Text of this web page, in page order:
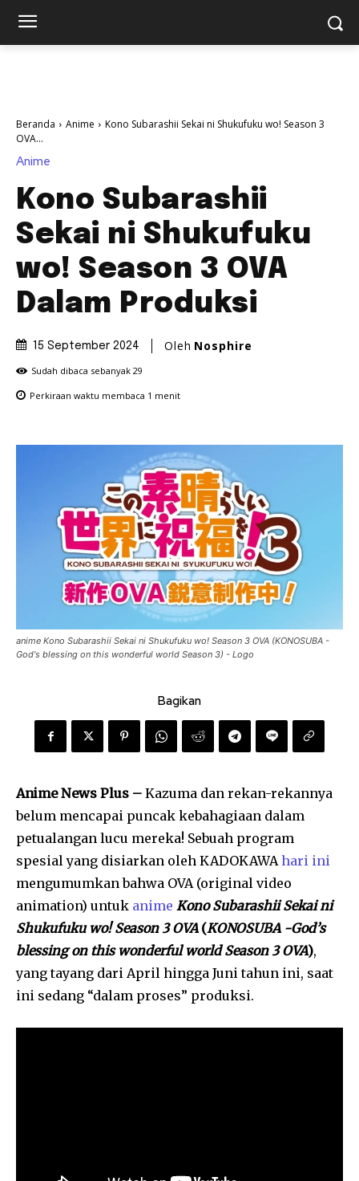
Beranda Anime
Kono Subarashii Sekai ni Shukufuku wo! Season 3
OVA...
Anime
Kono Subarashii
Sekai ni Shukufuku
wo! Season 3 OVA
Dalam Produksi
15 September 2024 Oleh Nosphire
Sudah dibaca sebanyak 29
Perkiraan waktu membaca 1 menit
anime Kono Subarashii Sekai ni Shukufuku wo! Season 3 OVA (KONOSUBA -
God's blessing on this wonderful world Season 3) - Logo
Bagikan
Anime News Plus – Kazuma dan rekan-rekannya
belum mencapai puncak kebahagiaan dalam
petualangan lucu mereka! Sebuah program
spesial yang disiarkan oleh KADOKAWA hari ini
mengumumkan bahwa OVA (original video
animation) untuk anime Kono Subarashii Sekai ni
Shukufuku wo! Season 3 OVA(KONOSUBA -God’s
blessing on this wonderful world Season 3 OVA),
yang tayang dari April hingga Juni tahun ini, saat
ini sedang “dalam proses” produksi.